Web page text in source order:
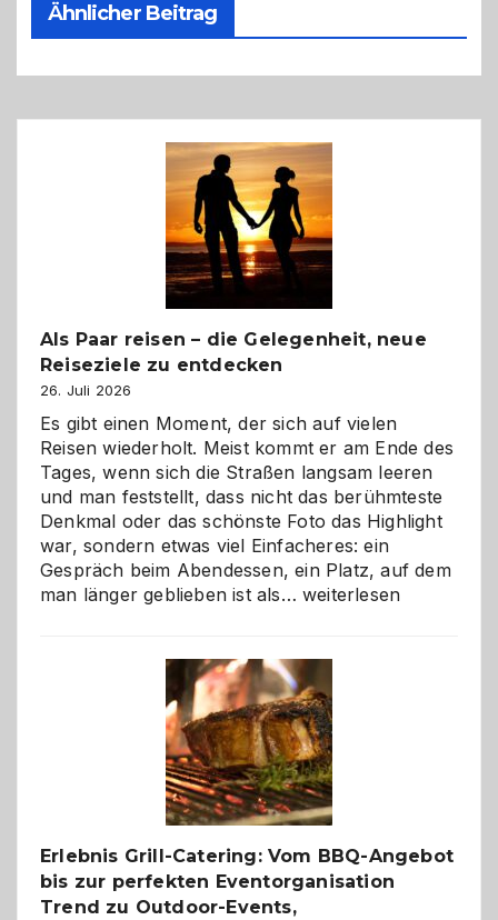
Ähnlicher Beitrag
Als Paar reisen – die Gelegenheit, neue
Reiseziele zu entdecken
26. Juli 2026
Es gibt einen Moment, der sich auf vielen
Reisen wiederholt. Meist kommt er am Ende des
Tages, wenn sich die Straßen langsam leeren
und man feststellt, dass nicht das berühmteste
Denkmal oder das schönste Foto das Highlight
war, sondern etwas viel Einfacheres: ein
Gespräch beim Abendessen, ein Platz, auf dem
man länger geblieben ist als… Als
–
die
Gelegenheit,
neue
Reiseziele
zu
entdecken
weiterlesen
Erlebnis Grill-Catering: Vom BBQ-Angebot
bis zur perfekten Eventorganisation
Trend zu Outdoor-Events,